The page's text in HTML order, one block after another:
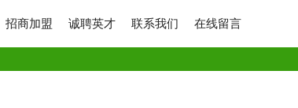
招商加盟 诚聘英才 联系我们 在线留言